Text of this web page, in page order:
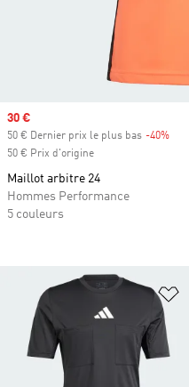
Prix soldé
30 €
50 € Dernier prix le plus bas -40%
50 € Prix d'origine
Maillot arbitre 24
Hommes Performance
5 couleurs